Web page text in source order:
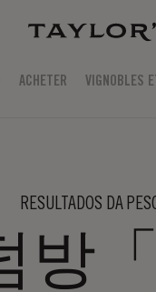
ACHETER VIGNOBLES
RESULTADOS DA
「